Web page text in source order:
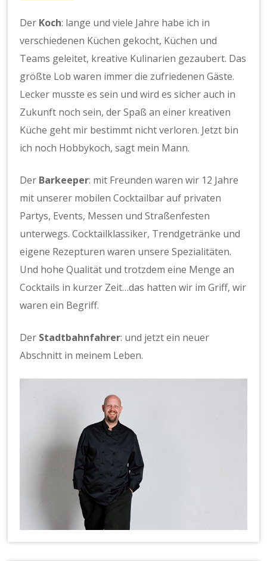
Der Koch: lange und viele Jahre habe ich in
verschiedenen Küchen gekocht, Küchen und
Teams geleitet, kreative Kulinarien gezaubert. Das
größte Lob waren immer die zufriedenen Gäste.
Lecker musste es sein und wird es sicher auch in
Zukunft noch sein, der Spaß an einer kreativen
Küche geht mir bestimmt nicht verloren. Jetzt bin
ich noch Hobbykoch, sagt mein Mann.
Der Barkeeper: mit Freunden waren wir 12 Jahre
mit unserer mobilen Cocktailbar auf privaten
Partys, Events, Messen und Straßenfesten
unterwegs. Cocktailklassiker, Trendgetränke und
eigene Rezepturen waren unsere Spezialitäten.
Und hohe Qualität und trotzdem eine Menge an
Cocktails in kurzer Zeit…das hatten wir im Griff, wir
waren ein Begriff.
Der Stadtbahnfahrer: und jetzt ein neuer
Abschnitt in meinem Leben.